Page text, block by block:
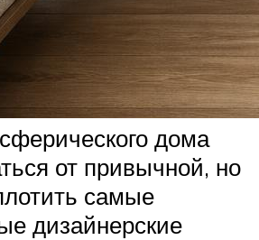
дома
от привычной, но
самые
дизайнерские